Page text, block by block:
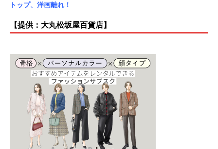
トップ、洋画離れ！
【提供：大丸松坂屋百貨店】